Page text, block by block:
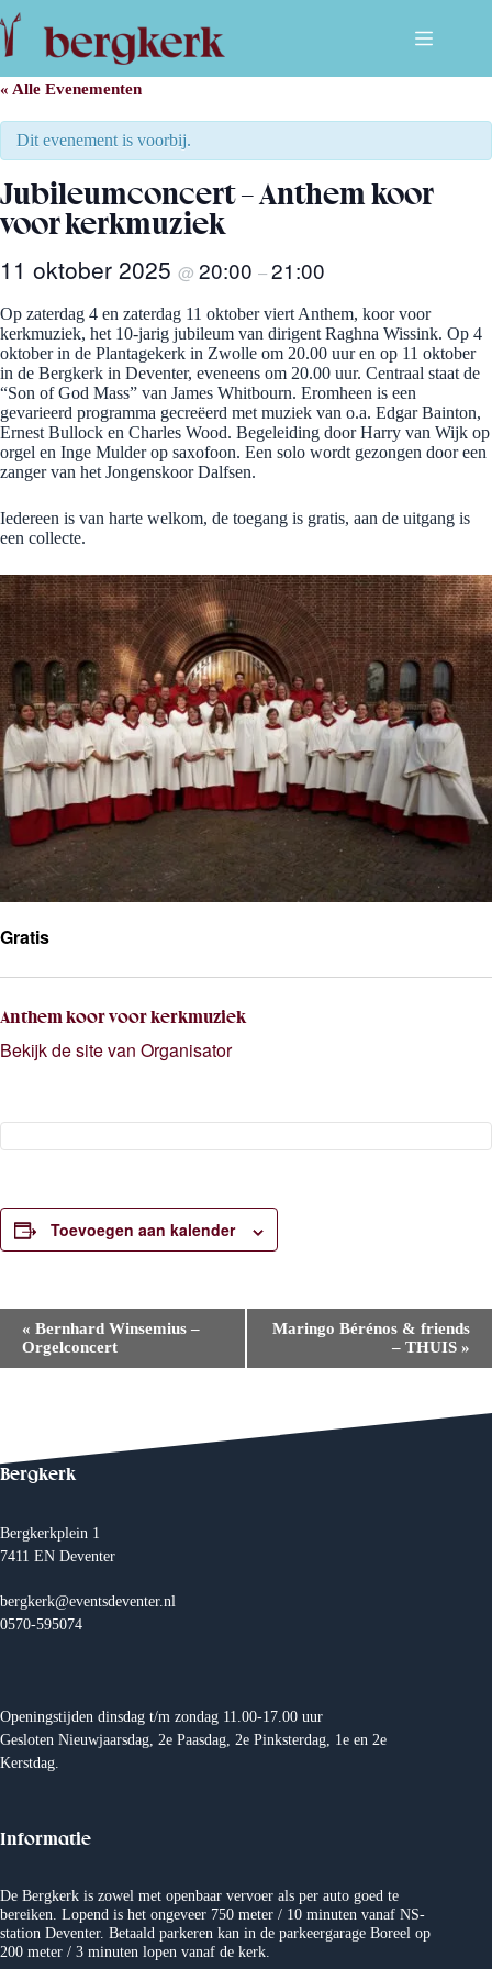
Ga
naar
de
« Alle Evenementen
Dit evenement is voorbij.
Jubileumconcert – Anthem koor
voor kerkmuziek
11 oktober 2025 @ 20:00 –21:00
Op zaterdag 4 en zaterdag 11 oktober viert Anthem, koor voor
kerkmuziek, het 10-jarig jubileum van dirigent Raghna Wissink. Op 4
oktober in de Plantagekerk in Zwolle om 20.00 uur en op 11 oktober
in de Bergkerk in Deventer, eveneens om 20.00 uur. Centraal staat de
“Son of God Mass” van James Whitbourn. Eromheen is een
gevarieerd programma gecreëerd met muziek van o.a. Edgar Bainton,
Ernest Bullock en Charles Wood. Begeleiding door Harry van Wijk op
orgel en Inge Mulder op saxofoon. Een solo wordt gezongen door een
zanger van het Jongenskoor Dalfsen.
Iedereen is van harte welkom, de toegang is gratis, aan de uitgang is
een collecte.
Gratis
Anthem koor voor kerkmuziek
Bekijk de site van Organisator
Toevoegen aan kalender
n
t
N
i
g
t
i
e
« Bernhard Winsemius –
Orgelconcert
Maringo Bérénos & friends
– THUIS »
Bergkerk
Bergkerkplein 1
7411 EN Deventer
bergkerk@eventsdeventer.nl
0570-595074
Openingstijden dinsdag t/m zondag 11.00-17.00 uur
Gesloten Nieuwjaarsdag, 2e Paasdag, 2e Pinksterdag, 1e en 2e
Kerstdag.
Informatie
De Bergkerk is zowel met openbaar vervoer als per auto goed te
bereiken. Lopend is het ongeveer 750 meter / 10 minuten vanaf NS-
station Deventer. Betaald parkeren kan in de parkeergarage Boreel op
200 meter / 3 minuten lopen vanaf de kerk.